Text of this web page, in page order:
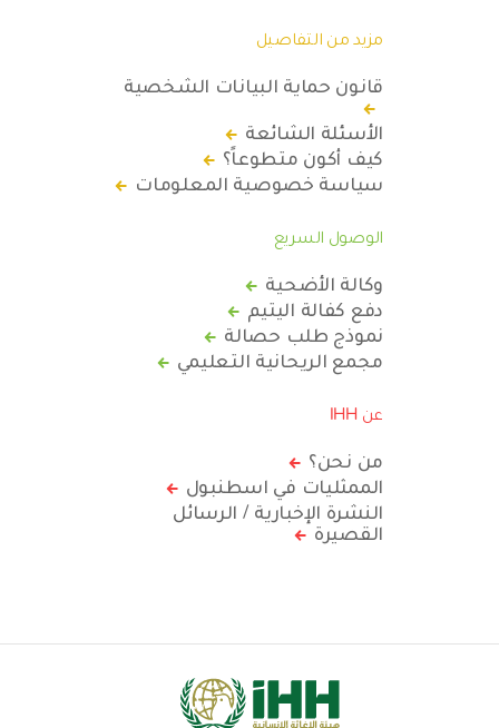
مزيد من التفاصيل
قانون حماية البيانات الشخصية
الأسئلة الشائعة
كيف أكون متطوعاً؟
سياسة خصوصية المعلومات
الوصول السريع
وكالة الأضحية
دفع كفالة اليتيم
نموذج طلب حصالة
مجمع الريحانية التعليمي
عن IHH
من نحن؟
الممثليات في اسطنبول
النشرة الإخبارية / الرسائل
القصيرة